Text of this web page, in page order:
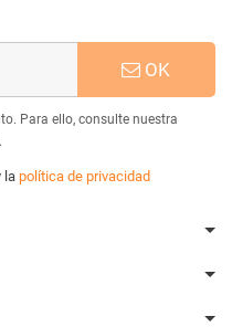
OK
Para ello, consulte nuestra
la política de privacidad